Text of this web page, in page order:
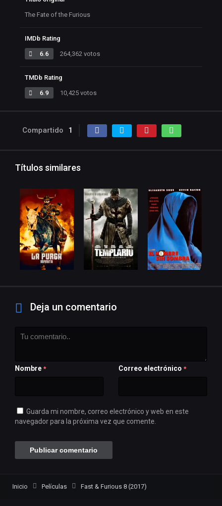
The Fate of the Furious
IMDb Rating
6.6 264,362 votos
TMDb Rating
6.9 10,425 votos
Compartido 1
Títulos similares
Deja un comentario
Nombre * Correo electrónico *
Guarda mi nombre, correo electrónico y web en este
navegador para la próxima vez que comente.
Inicio Películas Fast & Furious 8 (2017)